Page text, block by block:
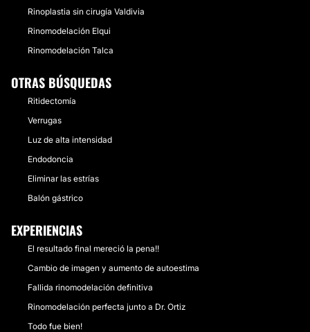
Rinoplastia sin cirugía Valdivia
Rinomodelación Elqui
Rinomodelación Talca
OTRAS BÚSQUEDAS
Ritidectomía
Verrugas
Luz de alta intensidad
Endodoncia
Eliminar las estrías
Balón gástrico
EXPERIENCIAS
El resultado final mereció la pena!!
Cambio de imagen y aumento de autoestima
Fallida rinomodelación definitiva
Rinomodelación perfecta junto a Dr. Ortiz
Todo fue bien!